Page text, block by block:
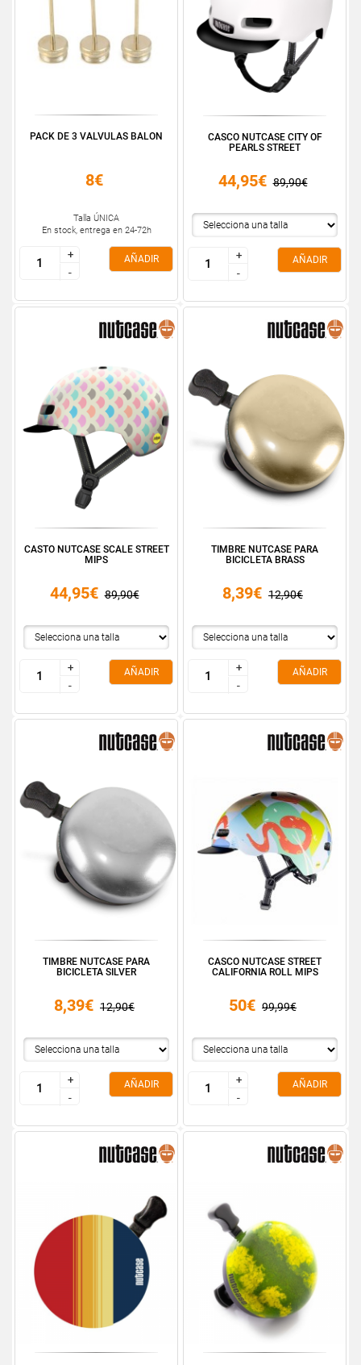
PACK DE 3 VALVULAS BALON
8€
Talla ÚNICA
En stock, entrega en 24-72h
+
-
+
-
AÑADIR
CASCO NUTCASE CITY OF
PEARLS STREET
44,95€ 89,90€
+
-
+
-
AÑADIR
CASTO NUTCASE SCALE STREET
MIPS
44,95€ 89,90€
+
-
+
-
AÑADIR
TIMBRE NUTCASE PARA
BICICLETA BRASS
8,39€ 12,90€
+
-
+
-
AÑADIR
TIMBRE NUTCASE PARA
BICICLETA SILVER
8,39€ 12,90€
+
-
+
-
AÑADIR
CASCO NUTCASE STREET
CALIFORNIA ROLL MIPS
50€ 99,99€
+
-
+
-
AÑADIR